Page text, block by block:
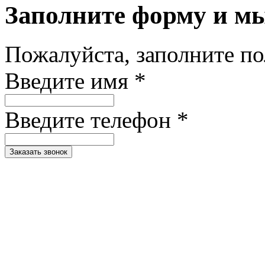
Заполните форму и
Пожалуйста, заполните
Введите имя *
Введите телефон *